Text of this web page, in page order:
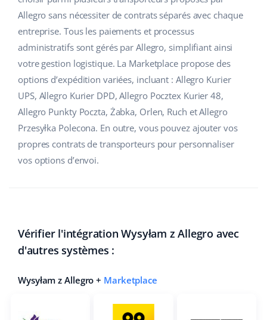
Allegro sans nécessiter de contrats séparés avec chaque
entreprise. Tous les paiements et processus
administratifs sont gérés par Allegro, simplifiant ainsi
votre gestion logistique. La Marketplace propose des
options d’expédition variées, incluant : Allegro Kurier
UPS, Allegro Kurier DPD, Allegro Pocztex Kurier 48,
Allegro Punkty Poczta, Żabka, Orlen, Ruch et Allegro
Przesyłka Polecona. En outre, vous pouvez ajouter vos
propres contrats de transporteurs pour personnaliser
vos options d’envoi.
Vérifier l'intégration Wysyłam z Allegro avec
d'autres systèmes :
Wysyłam z Allegro + Marketplace